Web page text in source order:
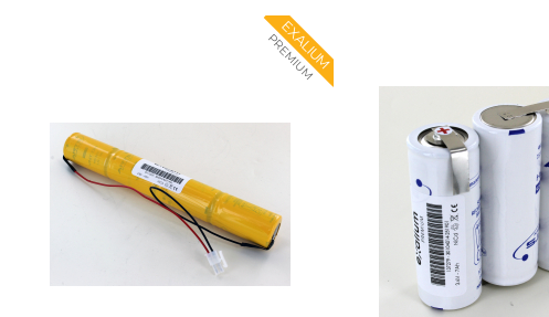
EXALIUM
PREMIUM